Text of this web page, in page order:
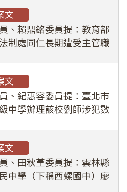
餘元，並長期收受建商餽
公共安全，圖利默許建商
文
、賴鼎銘委員提：教育部
制處同仁長期遭受主管職
」及「職業安全衛生法」
務人員
文
、紀惠容委員提：臺北市
中學辦理該校劉師涉犯數
錯功能，不僅首份調查報
師生不
文
、田秋堇委員提：雲林縣
中學（下稱西螺國中）廖